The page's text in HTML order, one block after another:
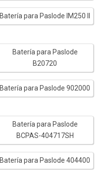
Batería para Paslode IM250 II
Batería para Paslode
B20720
Batería para Paslode 902000
Batería para Paslode
BCPAS-404717SH
Batería para Paslode 404400